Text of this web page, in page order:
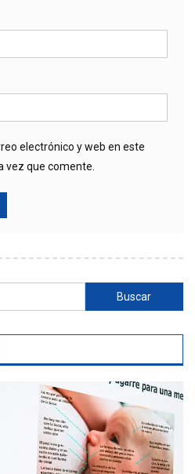
electrónico y web en este
vez que comente.
Buscar: